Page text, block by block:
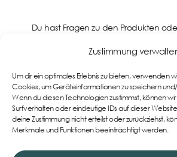
Zustimmung
Um dir ein optimales Erlebnis zu bieten, verwenden
Cookies, um Geräteinformationen zu speichern
Wenn du diesen Technologien zustimmst, können
Surfverhalten oder eindeutige IDs auf dieser
deine Zustimmung nicht erteilst oder zurückziehst,
Merkmale und Funktionen beeinträchtigt werden.
Du hast Fragen zu den Produkten
Support